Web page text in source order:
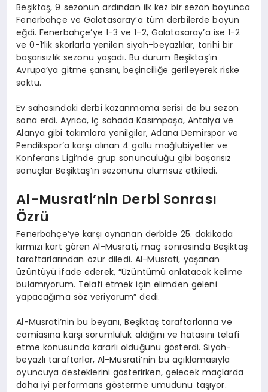
Beşiktaş, 9 sezonun ardından ilk kez bir sezon boyunca
Fenerbahçe ve Galatasaray’a tüm derbilerde boyun
eğdi. Fenerbahçe’ye 1-3 ve 1-2, Galatasaray’a ise 1-2
ve 0-1’lik skorlarla yenilen siyah-beyazlılar, tarihi bir
başarısızlık sezonu yaşadı. Bu durum Beşiktaş’ın
Avrupa’ya gitme şansını, beşinciliğe gerileyerek riske
soktu.
Ev sahasındaki derbi kazanmama serisi de bu sezon
sona erdi. Ayrıca, iç sahada Kasımpaşa, Antalya ve
Alanya gibi takımlara yenilgiler, Adana Demirspor ve
Pendikspor’a karşı alınan 4 gollü mağlubiyetler ve
Konferans Ligi’nde grup sonunculuğu gibi başarısız
sonuçlar Beşiktaş’ın sezonunu olumsuz etkiledi.
Al-Musrati’nin Derbi Sonrası
Özrü
Fenerbahçe’ye karşı oynanan derbide 25. dakikada
kırmızı kart gören Al-Musrati, maç sonrasında Beşiktaş
taraftarlarından özür diledi. Al-Musrati, yaşanan
üzüntüyü ifade ederek, “Üzüntümü anlatacak kelime
bulamıyorum. Telafi etmek için elimden geleni
yapacağıma söz veriyorum” dedi.
Al-Musrati’nin bu beyanı, Beşiktaş taraftarlarına ve
camiasına karşı sorumluluk aldığını ve hatasını telafi
etme konusunda kararlı olduğunu gösterdi. Siyah-
beyazlı taraftarlar, Al-Musrati’nin bu açıklamasıyla
oyuncuya desteklerini gösterirken, gelecek maçlarda
daha iyi performans gösterme umudunu taşıyor.